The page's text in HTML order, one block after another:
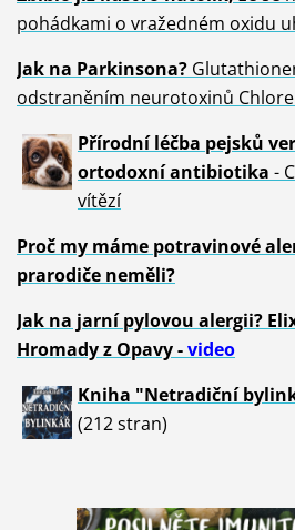
pohádkami o vražedném oxidu
Jak na Parkinsona?
odstraněním neurotoxinů
Přírodní léčba pejsků
ortodoxní antibiotika -
vítězí
Proč my máme potravinové
prarodiče neměli?
Jak na jarní pylovou alergii?
Hromady z Opavy -video
Kniha "Netradiční
(212 stran)